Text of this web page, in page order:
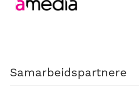
Samarbeidspartnere